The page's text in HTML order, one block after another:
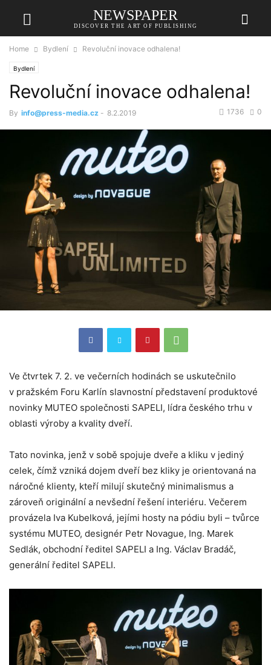
NEWSPAPER
DISCOVER THE ART OF PUBLISHING
Home Bydlení Revoluční inovace odhalena!
Bydlení
Revoluční inovace odhalena!
By info@press-media.cz - 8.2.2019 0
1736
Ve čtvrtek 7. 2. ve večerních hodinách se uskutečnilo
v pražském Foru Karlín slavnostní představení produktové
novinky MUTEO společnosti SAPELI, lídra českého trhu v
oblasti výroby a kvality dveří.
Tato novinka, jenž v sobě spojuje dveře a kliku v jediný
celek, čímž vzniká dojem dveří bez kliky je orientovaná na
náročné klienty, kteří milují skutečný minimalismus a
zároveň originální a nevšední řešení interiéru. Večerem
provázela Iva Kubelková, jejími hosty na pódiu byli – tvůrce
systému MUTEO, designér Petr Novague, Ing. Marek
Sedlák, obchodní ředitel SAPELI a Ing. Václav Bradáč,
generální ředitel SAPELI.